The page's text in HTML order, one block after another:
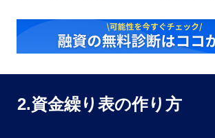
2.資金繰り表の作り方